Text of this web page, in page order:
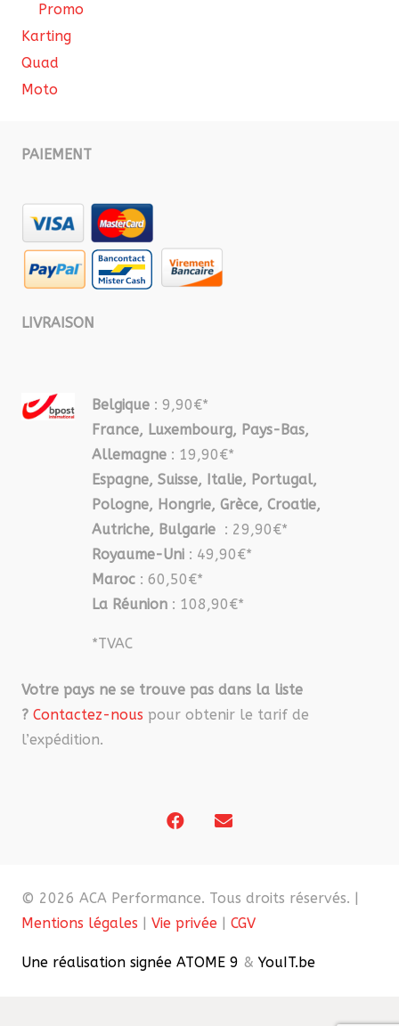
Promo
Karting
Quad
Moto
PAIEMENT
LIVRAISON
Belgique : 9,90€*
France, Luxembourg, Pays-Bas,
Allemagne : 19,90€*
Espagne, Suisse, Italie, Portugal,
Pologne, Hongrie, Grèce, Croatie,
Autriche, Bulgarie : 29,90€*
Royaume-Uni : 49,90€*
Maroc : 60,50€*
La Réunion : 108,90€*
*TVAC
Votre pays ne se trouve pas dans la liste
? Contactez-nous pour obtenir le tarif de
l’expédition.
© 2026 ACA Performance. Tous droits réservés. |
Mentions légales | Vie privée | CGV
Une réalisation signée ATOME 9 & YouIT.be